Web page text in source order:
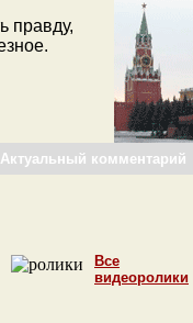
правду,
Актуальный комментарий
Все
видеоролики